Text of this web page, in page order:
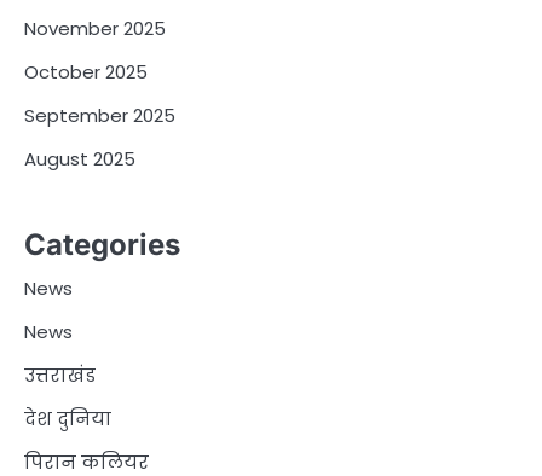
November 2025
October 2025
September 2025
August 2025
Categories
News
News
उत्तराखंड
देश दुनिया
पिरान कलियर